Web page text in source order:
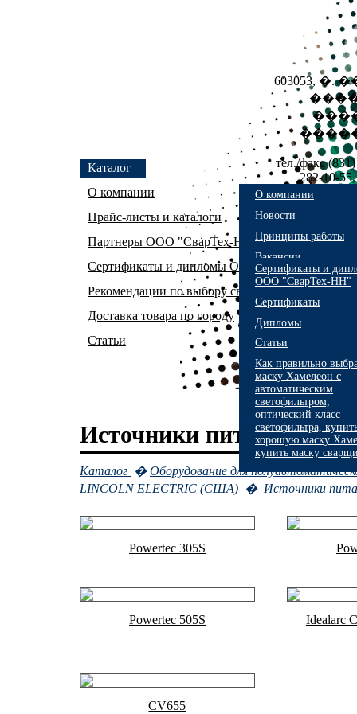
Каталог
О компании
О компании
Новости
Принципы работы
Вакансии
Прайс-листы и каталоги
Партнеры ООО "СварТех-НН"
Сертификаты и дипломы ООО "СварТех-НН"
Сертификаты и
ООО "СварТех-НН"
Сертификаты
Дипломы
Рекомендации по выбору сварочного
Доставка товара по городу
Статьи
Статьи
Как правильно
маску Хамелеон с
автоматическим
светофильтром,
оптический класс
светофильтра,
хорошую маску
купить маску
603053,
тел./факс
282-10-
Источники питания для
Каталог �Оборудование для
LINCOLN ELECTRIC (США) � Источники
Powertec 305S
Powertec 505S Idealarc
CV655